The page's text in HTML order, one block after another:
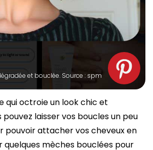
et bouclée. Source : spm
qui octroie un look chic et
pouvez laisser vos boucles un peu
pouvoir attacher vos cheveux en
mèches bouclées pour